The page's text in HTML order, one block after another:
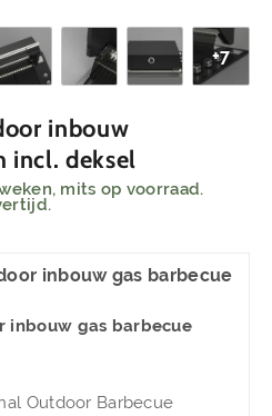
+7
inbouw
incl. deksel
mits op voorraad.
inbouw gas barbecue
inbouw gas barbecue
Outdoor Barbecue